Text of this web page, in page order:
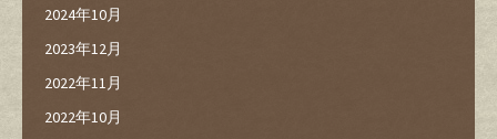
2024年10月
2023年12月
2022年11月
2022年10月